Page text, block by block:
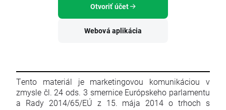
Otvoriť účet
Webová aplikácia
Tento materiál je marketingovou komunikáciou v
zmysle čl. 24 ods. 3 smernice Európskeho parlamentu
a Rady 2014/65/EÚ z 15. mája 2014 o trhoch s